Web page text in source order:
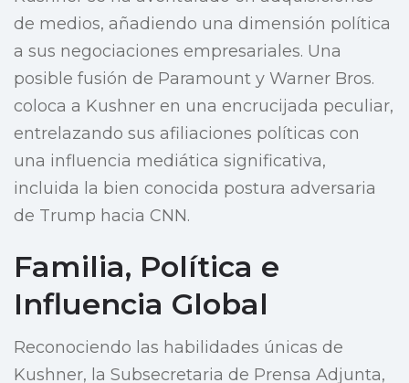
de medios, añadiendo una dimensión política
a sus negociaciones empresariales. Una
posible fusión de Paramount y Warner Bros.
coloca a Kushner en una encrucijada peculiar,
entrelazando sus afiliaciones políticas con
una influencia mediática significativa,
incluida la bien conocida postura adversaria
de Trump hacia CNN.
Familia, Política e
Influencia Global
Reconociendo las habilidades únicas de
Kushner, la Subsecretaria de Prensa Adjunta,